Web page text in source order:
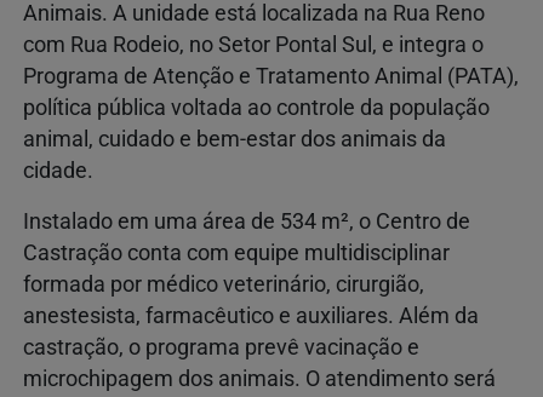
Animais. A unidade está localizada na Rua Reno
com Rua Rodeio, no Setor Pontal Sul, e integra o
Programa de Atenção e Tratamento Animal (PATA),
política pública voltada ao controle da população
animal, cuidado e bem-estar dos animais da
cidade.
Instalado em uma área de 534 m², o Centro de
Castração conta com equipe multidisciplinar
formada por médico veterinário, cirurgião,
anestesista, farmacêutico e auxiliares. Além da
castração, o programa prevê vacinação e
microchipagem dos animais. O atendimento será